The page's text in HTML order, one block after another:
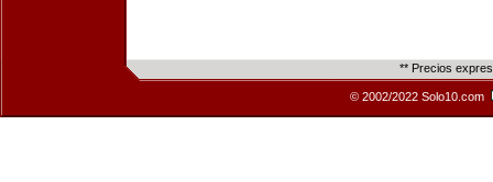
** Precios
© 2002/2022 Solo10.com